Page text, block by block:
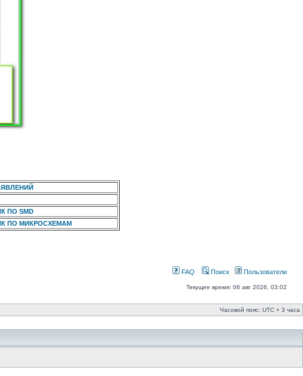
ПО SMD
ПО МИКРОСХЕМАМ
FAQ Поиск Пользователи
Текущее время: 06 авг 2026, 03:02
Часовой пояс: UTC + 3 часа